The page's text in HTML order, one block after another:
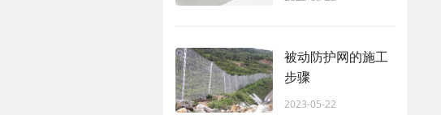
被动防护网的施工
步骤
2023-05-22